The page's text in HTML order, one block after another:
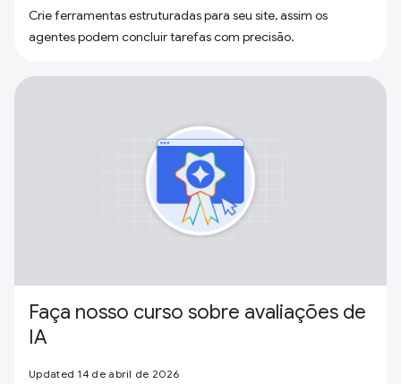
Crie ferramentas estruturadas para seu site, assim os
agentes podem concluir tarefas com precisão.
Faça nosso curso sobre avaliações de
IA
Updated 14 de abril de 2026